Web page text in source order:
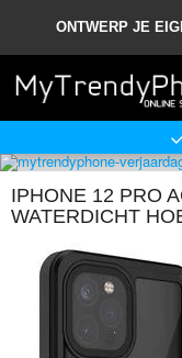
ONTWERP JE
IPHONE 12 PRO
WATERDICHT